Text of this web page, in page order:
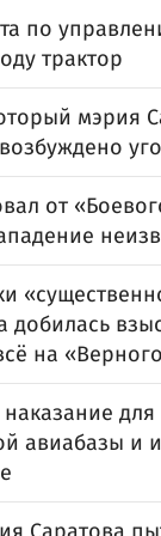
по
трактор
мэрия
от
на
для
авиабазы и